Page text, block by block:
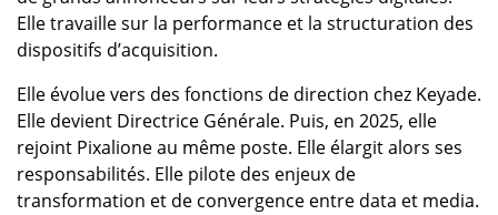
Elle travaille sur la performance et la structuration des
dispositifs d’acquisition.
Elle évolue vers des fonctions de direction chez Keyade.
Elle devient Directrice Générale. Puis, en 2025, elle
rejoint Pixalione au même poste. Elle élargit alors ses
responsabilités. Elle pilote des enjeux de
transformation et de convergence entre data et media.